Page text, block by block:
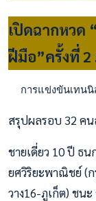
เปิดฉากหวด
ฝีมือ”ครั้งที่ 2
การแข่งขันเทน
สรุปผลรอบ 32 ค
ชายเดี่ยว 10 ปี ธ
ยศวิริยะพาณิชย์ (ก
วาง16-ภูเก็ต) ชน